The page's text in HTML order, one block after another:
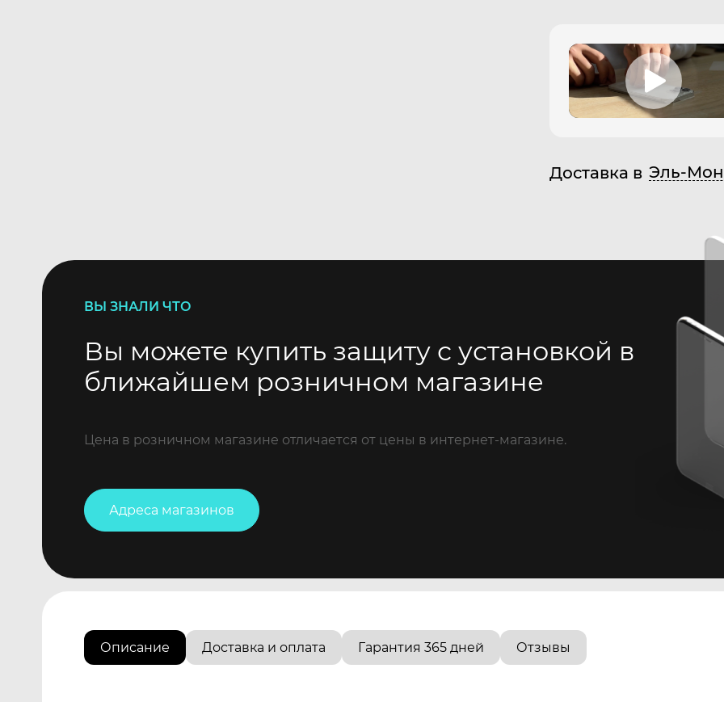
Доставка в Эль-
ВЫ ЗНАЛИ ЧТО
Вы можете купить защиту с установкой в
ближайшем розничном магазине
Цена в розничном магазине отличается от цены в интернет-магазине.
Адреса магазинов
Описание Доставка и оплата Гарантия 365 дней Отзывы